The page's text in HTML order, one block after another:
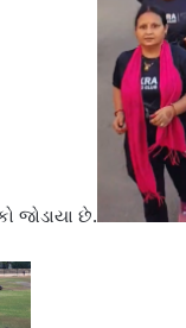
જોડાયા છે.